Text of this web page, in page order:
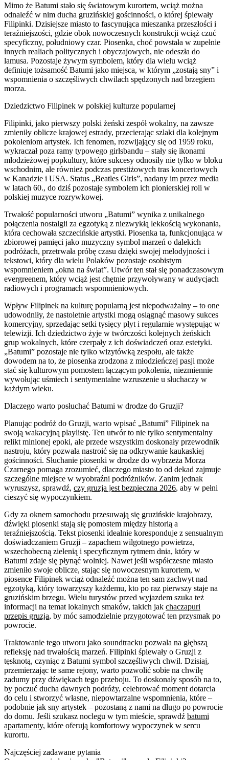
Mimo że Batumi stało się światowym kurortem, wciąż można
odnaleźć w nim ducha gruzińskiej gościnności, o której śpiewały
Filipinki. Dzisiejsze miasto to fascynująca mieszanka przeszłości i
teraźniejszości, gdzie obok nowoczesnych konstrukcji wciąż czuć
specyficzny, południowy czar. Piosenka, choć powstała w zupełnie
innych realiach politycznych i obyczajowych, nie odeszła do
lamusa. Pozostaje żywym symbolem, który dla wielu wciąż
definiuje tożsamość Batumi jako miejsca, w którym „zostają sny” i
wspomnienia o szczęśliwych chwilach spędzonych nad brzegiem
morza.
Dziedzictwo Filipinek w polskiej kulturze popularnej
Filipinki, jako pierwszy polski żeński zespół wokalny, na zawsze
zmieniły oblicze krajowej estrady, przecierając szlaki dla kolejnym
pokoleniom artystek. Ich fenomen, rozwijający się od 1959 roku,
wykraczał poza ramy typowego girlsbandu – stały się ikonami
młodzieżowej popkultury, które sukcesy odnosiły nie tylko w bloku
wschodnim, ale również podczas prestiżowych tras koncertowych
w Kanadzie i USA. Status „Beatles Girls”, nadany im przez media
w latach 60., do dziś pozostaje symbolem ich pionierskiej roli w
polskiej muzyce rozrywkowej.
Trwałość popularności utworu „Batumi” wynika z unikalnego
połączenia nostalgii za egzotyką z niezwykłą lekkością wykonania,
która cechowała szczecińskie artystki. Piosenka ta, funkcjonująca w
zbiorowej pamięci jako muzyczny symbol marzeń o dalekich
podróżach, przetrwała próbę czasu dzięki swojej melodyjności i
tekstowi, który dla wielu Polaków pozostaje osobistym
wspomnieniem „okna na świat”. Utwór ten stał się ponadczasowym
evergreenem, który wciąż jest chętnie przywoływany w audycjach
radiowych i programach wspomnieniowych.
Wpływ Filipinek na kulturę popularną jest niepodważalny – to one
udowodniły, że nastoletnie artystki mogą osiągnąć masowy sukces
komercyjny, sprzedając setki tysięcy płyt i regularnie występując w
telewizji. Ich dziedzictwo żyje w twórczości kolejnych żeńskich
grup wokalnych, które czerpały z ich doświadczeń oraz estetyki.
„Batumi” pozostaje nie tylko wizytówką zespołu, ale także
dowodem na to, że piosenka zrodzona z młodzieńczej pasji może
stać się kulturowym pomostem łączącym pokolenia, niezmiennie
wywołując uśmiech i sentymentalne wzruszenie u słuchaczy w
każdym wieku.
Dlaczego warto posłuchać Batumi w drodze do Gruzji?
Planując podróż do Gruzji, warto wpisać „Batumi” Filipinek na
swoją wakacyjną playlistę. Ten utwór to nie tylko sentymentalny
relikt minionej epoki, ale przede wszystkim doskonały przewodnik
nastroju, który pozwala nastroić się na odkrywanie kaukaskiej
gościnności. Słuchanie piosenki w drodze do wybrzeża Morza
Czarnego pomaga zrozumieć, dlaczego miasto to od dekad zajmuje
szczególne miejsce w wyobraźni podróżników. Zanim jednak
wyruszysz, sprawdź, czy gruzja jest bezpieczna 2026, aby w pełni
cieszyć się wypoczynkiem.
Gdy za oknem samochodu przesuwają się gruzińskie krajobrazy,
dźwięki piosenki stają się pomostem między historią a
teraźniejszością. Tekst piosenki idealnie koresponduje z sensualnym
doświadczaniem Gruzji – zapachem wilgotnego powietrza,
wszechobecną zielenią i specyficznym rytmem dnia, który w
Batumi zdaje się płynąć wolniej. Nawet jeśli współczesne miasto
zmieniło swoje oblicze, stając się nowoczesnym kurortem, w
piosence Filipinek wciąż odnaleźć można ten sam zachwyt nad
egzotyką, który towarzyszy każdemu, kto po raz pierwszy staje na
gruzińskim brzegu. Wielu turystów przed wyjazdem szuka też
informacji na temat lokalnych smaków, takich jak chaczapuri
przepis gruzja, by móc samodzielnie przygotować ten przysmak po
powrocie.
Traktowanie tego utworu jako soundtracku pozwala na głębszą
refleksję nad trwałością marzeń. Filipinki śpiewały o Gruzji z
tęsknotą, czyniąc z Batumi symbol szczęśliwych chwil. Dzisiaj,
przemierzając te same rejony, warto pozwolić sobie na chwilę
zadumy przy dźwiękach tego przeboju. To doskonały sposób na to,
by poczuć ducha dawnych podróży, celebrować moment dotarcia
do celu i stworzyć własne, niepowtarzalne wspomnienia, które –
podobnie jak sny artystek – pozostaną z nami na długo po powrocie
do domu. Jeśli szukasz noclegu w tym mieście, sprawdź batumi
apartamenty, które oferują komfortowy wypoczynek w sercu
kurortu.
Najczęściej zadawane pytania